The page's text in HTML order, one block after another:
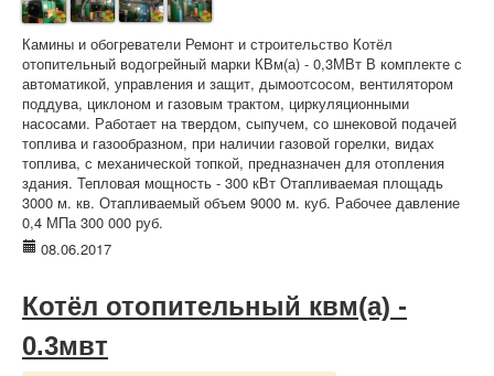
Камины и обогреватели Ремонт и строительство Котёл
отопительный водогрейный марки КВм(а) - 0,3МВт В комплекте с
автоматикой, управления и защит, дымоотсосом, вентилятором
поддува, циклоном и газовым трактом, циркуляционными
насосами. Работает на твердом, сыпучем, со шнековой подачей
топлива и газообразном, при наличии газовой горелки, видах
топлива, с механической топкой, предназначен для отопления
здания. Тепловая мощность - 300 кВт Отапливаемая площадь
3000 м. кв. Отапливаемый объем 9000 м. куб. Рабочее давление
0,4 МПа 300 000 руб.
08.06.2017
Котёл отопительный квм(а) -
0.3мвт